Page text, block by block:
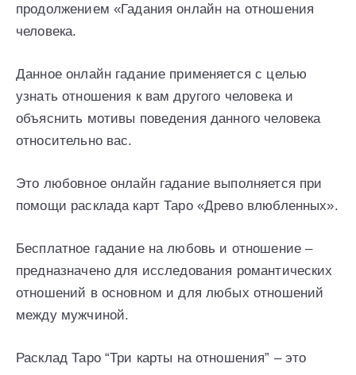
продолжением «Гадания онлайн на отношения
человека.
Данное онлайн гадание применяется с целью
узнать отношения к вам другого человека и
объяснить мотивы поведения данного человека
относительно вас.
Это любовное онлайн гадание выполняется при
помощи расклада карт Таро «Древо влюбленных».
Бесплатное гадание на любовь и отношение –
предназначено для исследования романтических
отношений в основном и для любых отношений
между мужчиной.
Расклад Таро “Три карты на отношения” – это